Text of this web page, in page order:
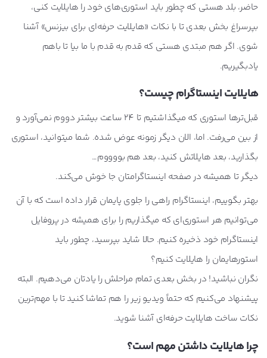
حاضر، بلد هستی که چطور باید استوری‌های خود را هایلایت کنی،
بپرسراغ بخش بعدی تا با نکات «هایلایت حرفه‌ای برای بیزنس» آشنا
شوی. اگر هم مبتدی هستی که قدم به قدم با ما بیا تا باهم
یادبگیریم.
هایلایت اینستاگرام چیست؟
قبل‌ترها استوری که میگذاشتیم تا 24 ساعت بیشتر دووم نمی‌آورد و
از بین می‌رفت. اما، الان دیگر زمونه عوض شده. شما میتوانید، استوری
بگذارید، بعد هایلاتش کنید، بعد هم بووووم…
دیگر تا همیشه در صفحه اینستاگرامتان جا خوش می‌کند.
بهتر بگوییم، اینستاگرام راهی را جلوی پایمان قرار داده است که با آن
می‌توانیم هر استوری‌ای که میگذاریم را برای همیشه در پروفایل
اینستاگرام خود ذخیره کنیم. حالا شاید بپرسید، چطور باید
استورهایمان را هایلایت کنیم؟
نگران نباشید! در بخش بعدی تمام مراحلش را یادتان می‌دهیم. البته
پیشنهاد می‌کنیم که حتماً ویدیو زیر را هم تماشا کنید تا با مهم‌ترین
نکات ساخت هایلایت حرفه‌ای آشنا شوید.
چرا هایلایت داشتن مهم است؟